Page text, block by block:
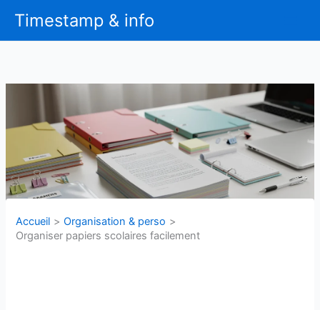
contenu
Timestamp & info
Accueil
Organisation & perso
Organiser papiers scolaires facilement